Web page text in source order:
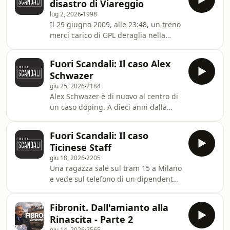
Chernobyl d’Italia. Un lavoro nato anni
fa dentro BOATS e che oggi diventa
una docuserie prodotta da Fandango
in associazione con Feltrinelli, per la
regia di Chiara Battistini, di cui siamo
autori. Ne parliamo oggi prop
disastro di Viareggio
lug 2, 2026 1998
Il 29 giugno 2009, alle 23:48, un treno
merci carico di GPL deraglia nella
Ponchielli: l’esplosione uccide 32
persone e ferisce oltre cento
residenti. Diciassette anni dopo, la
Cassazione mette la parola fine al
processo. Mauro Moretti, ex
amministratore delegato di Ferrovie
dello Stato e di RFI, si costituisce in
carcere dop
Fuori Scandali: Il caso Alex
Schwazer
giu 25, 20262184
Alex Schwazer è di nuovo al centro di
un caso doping. A dieci anni dalla
50 km di marcia risulta positivo
all’EPO in un controllo effettuato in
Germania. Ma questa volta la sua
reazione spiazza tutti: dice di essere
innocente, chiede verifiche, ma
ammette di non avere più la forza di
difendersi. In questa puntata di F
Fuori Scandali: Il caso
Ticinese Staff
giu 18, 20262205
Una ragazza sale sul tram 15 a Milano
e vede sul telefono di un dipendente
telecamere di bordo, accompagnate
da commenti sessisti. Da quella scena
Fibronit. Dall'amianto alla
Rinascita - Parte 2